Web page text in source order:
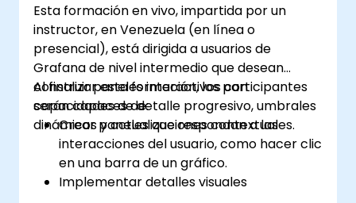
Instalar y gestionar complementos para
ampliar la funcionalidad de Grafana.
Esta formación en vivo, impartida por un
instructor, en Venezuela (en línea o
presencial), está dirigida a usuarios de
Grafana de nivel intermedio que desean
construir paneles interactivos con
capacidades de detalle progresivo, umbrales
dinámicos y actualizaciones contextuales.
Al finalizar esta formación, los participantes
serán capaces de:
Crear paneles que respondan a las
interacciones del usuario, como hacer clic
en una barra de un gráfico.
Implementar detalles visuales